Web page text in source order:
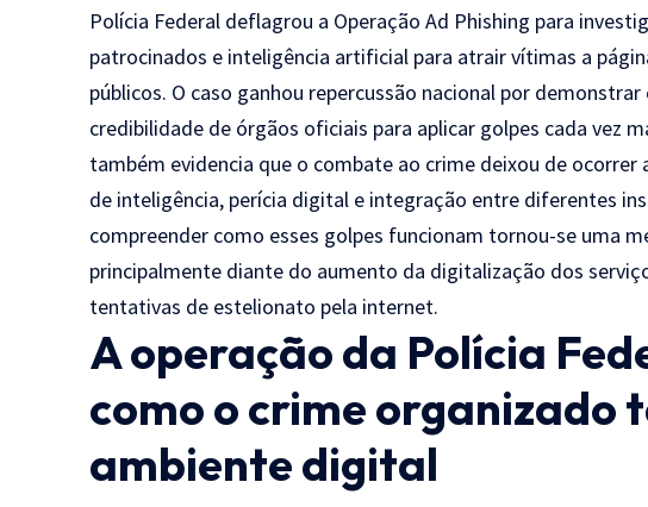
Polícia Federal deflagrou a Operação Ad Phishing para
patrocinados e inteligência artificial para atrair vítimas a
públicos. O caso ganhou repercussão nacional por
credibilidade de órgãos oficiais para aplicar golpes cada vez
também evidencia que o combate ao crime deixou de ocorrer
de inteligência, perícia digital e integração entre diferentes
compreender como esses golpes funcionam tornou-se uma
principalmente diante do aumento da digitalização dos
tentativas de estelionato pela internet.
A operação da Polícia
como o crime organizado
ambiente digital